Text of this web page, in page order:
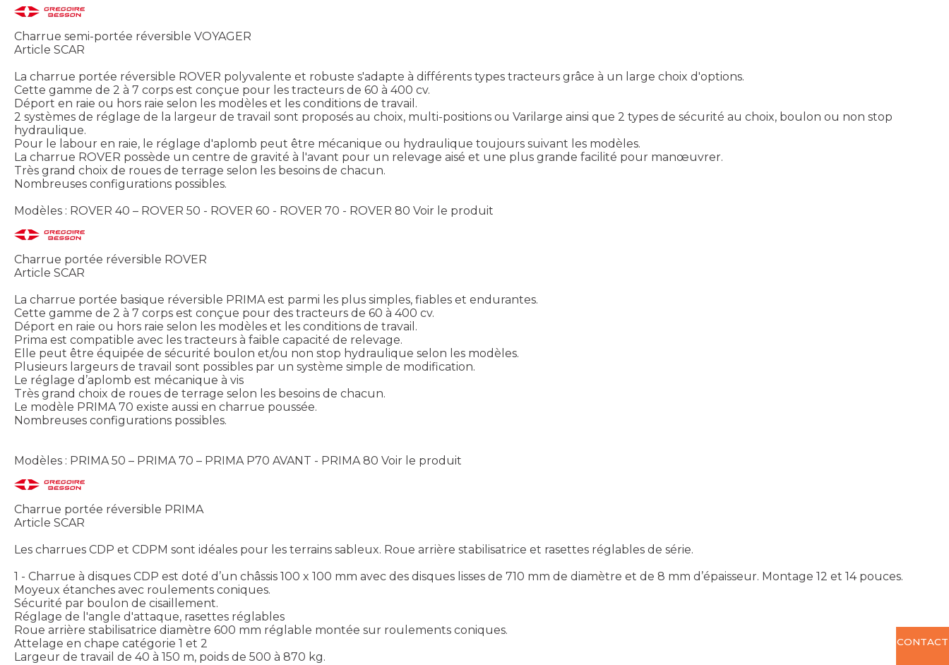
Charrue semi-portée réversible VOYAGER
Article SCAR
La charrue portée réversible ROVER polyvalente et robuste s'adapte à différents types tracteurs grâce à un large choix d'options.
Cette gamme de 2 à 7 corps est conçue pour les tracteurs de 60 à 400 cv.
Déport en raie ou hors raie selon les modèles et les conditions de travail.
2 systèmes de réglage de la largeur de travail sont proposés au choix, multi-positions ou Varilarge ainsi que 2 types de sécurité au choix, boulon ou non stop
hydraulique.
Pour le labour en raie, le réglage d'aplomb peut être mécanique ou hydraulique toujours suivant les modèles.
La charrue ROVER possède un centre de gravité à l'avant pour un relevage aisé et une plus grande facilité pour manœuvrer.
Très grand choix de roues de terrage selon les besoins de chacun.
Nombreuses configurations possibles.
Modèles : ROVER 40 – ROVER 50 - ROVER 60 - ROVER 70 - ROVER 80 Voir le produit
Charrue portée réversible ROVER
Article SCAR
La charrue portée basique réversible PRIMA est parmi les plus simples, fiables et endurantes.
Cette gamme de 2 à 7 corps est conçue pour des tracteurs de 60 à 400 cv.
Déport en raie ou hors raie selon les modèles et les conditions de travail.
Prima est compatible avec les tracteurs à faible capacité de relevage.
Elle peut être équipée de sécurité boulon et/ou non stop hydraulique selon les modèles.
Plusieurs largeurs de travail sont possibles par un système simple de modification.
Le réglage d’aplomb est mécanique à vis
Très grand choix de roues de terrage selon les besoins de chacun.
Le modèle PRIMA 70 existe aussi en charrue poussée.
Nombreuses configurations possibles.
Modèles : PRIMA 50 – PRIMA 70 – PRIMA P70 AVANT - PRIMA 80 Voir le produit
Charrue portée réversible PRIMA
Article SCAR
Les charrues CDP et CDPM sont idéales pour les terrains sableux. Roue arrière stabilisatrice et rasettes réglables de série.
1 - Charrue à disques CDP est doté d’un châssis 100 x 100 mm avec des disques lisses de 710 mm de diamètre et de 8 mm d’épaisseur. Montage 12 et 14 pouces.
Moyeux étanches avec roulements coniques.
Sécurité par boulon de cisaillement.
Réglage de l'angle d'attaque, rasettes réglables
Roue arrière stabilisatrice diamètre 600 mm réglable montée sur roulements coniques.
Attelage en chape catégorie 1 et 2
Largeur de travail de 40 à 150 m, poids de 500 à 870 kg.
CONTACT